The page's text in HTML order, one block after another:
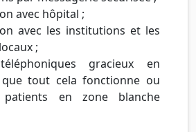
avec hôpital ;
avec les institutions et les
;
gracieux en
tout cela fonctionne ou
en zone blanche